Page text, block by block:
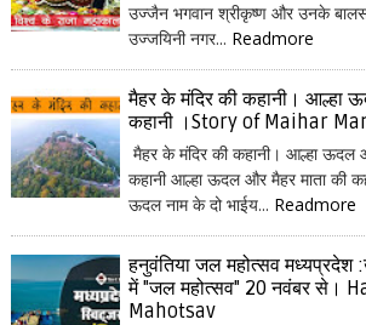
उज्जैन भगवान श्रीकृष्ण और उनके
उज्जयिनी नगर... Readmore
मैहर के मंदिर की कहानी। आल्हा
कहानी ।Story of Maihar
मैहर के मंदिर की कहानी। आल्हा ऊदल
कहानी आल्हा ऊदल और मैहर माता की
ऊदल नाम के दो भाईय... Readmore
हनुवंतिया जल महोत्सव मध्यप्रदेश
में "जल महोत्सव" 20 नवंबर से।
Mahotsav